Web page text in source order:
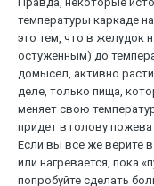
температуры каркаде
это тем, что в желудок
остуженным) до
домысел, активно
деле, только пища,
меняет свою
придет в голову
Если вы все же верите
или нагревается, пока
попробуйте сделать